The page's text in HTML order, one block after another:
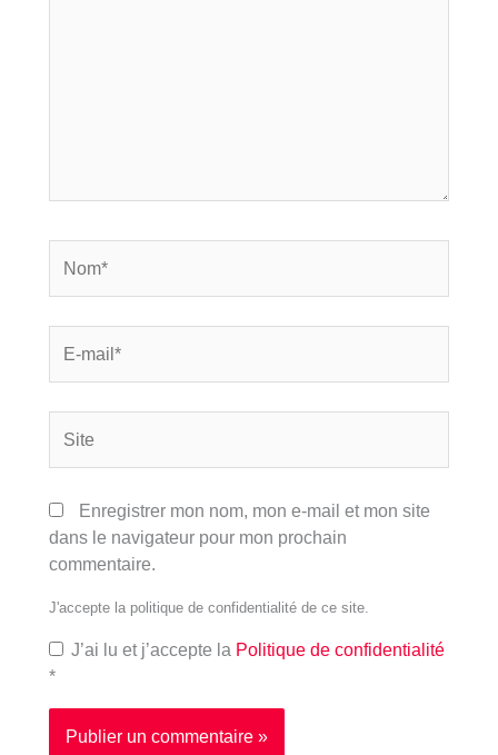
mail*
Enregistrer mon nom, mon e-mail et mon site
dans le navigateur pour mon prochain
commentaire.
J'accepte la politique de confidentialité de ce site.
J’ai lu et j’accepte la Politique de confidentialité
*